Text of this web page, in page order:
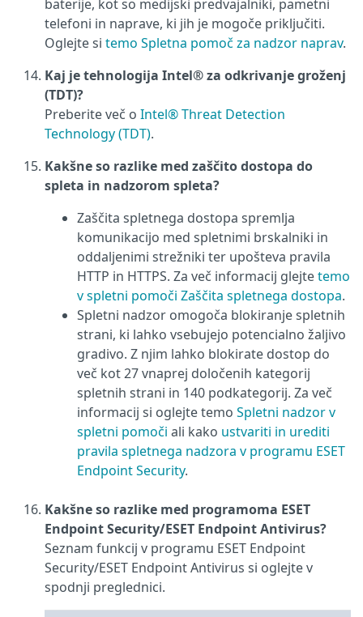
baterije, kot so medijski predvajalniki, pametni
telefoni in naprave, ki jih je mogoče priključiti.
Oglejte si temo Spletna pomoč za nadzor naprav.
Kaj je tehnologija Intel® za odkrivanje groženj
(TDT)?
Preberite več o Intel® Threat Detection
Technology (TDT).
Kakšne so razlike med zaščito dostopa do
spleta in nadzorom spleta?
Zaščita spletnega dostopa spremlja
komunikacijo med spletnimi brskalniki in
oddaljenimi strežniki ter upošteva pravila
HTTP in HTTPS. Za več informacij glejtetemo
v spletni pomoči Zaščita spletnega dostopa.
Spletni nadzor omogoča blokiranje spletnih
strani, ki lahko vsebujejo potencialno žaljivo
gradivo. Z njim lahko blokirate dostop do
več kot 27 vnaprej določenih kategorij
spletnih strani in 140 podkategorij. Za več
informacij si oglejte temo Spletni nadzor v
spletni pomoči ali kako ustvariti in urediti
pravila spletnega nadzora v programu ESET
Endpoint Security.
Kakšne so razlike med programoma ESET
Endpoint Security/ESET Endpoint Antivirus?
Seznam funkcij v programu ESET Endpoint
Security/ESET Endpoint Antivirus si oglejte v
spodnji preglednici.